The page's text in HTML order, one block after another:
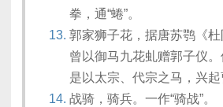
拳，通“蜷”。
郭家狮子花，据唐苏鹗《
曾以御马九花虬赠郭子仪
是以太宗、代宗之马，兴起
战骑，骑兵。一作“骑战”。